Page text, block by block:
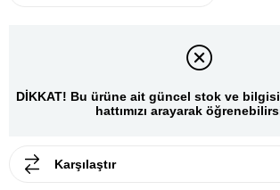
DİKKAT! Bu ürüne ait güncel stok ve
hattımızı arayarak
Karşılaştır